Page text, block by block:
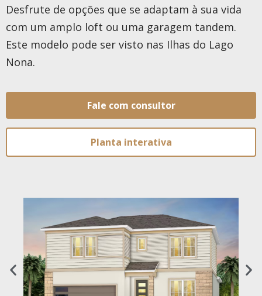
Desfrute de opções que se adaptam à sua vida
com um amplo loft ou uma garagem tandem.
Este modelo pode ser visto nas Ilhas do Lago
Nona.
Fale com consultor
Planta interativa